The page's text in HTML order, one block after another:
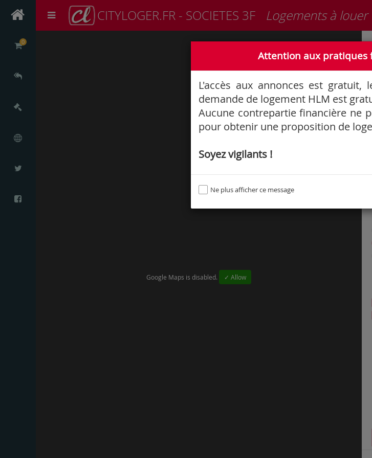
CITYLOGER.FR - SOCIETES 3F Logements à louer
0
Google Maps is disabled. ✓ Allow
Attention aux pratiques
L'accès aux annonces est gratuit,
demande de logement HLM est
Aucune contrepartie financière ne
pour obtenir une proposition de
Soyez vigilants !
Ne plus afficher ce message